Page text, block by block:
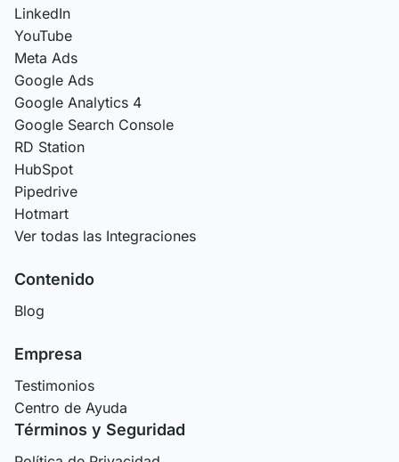
LinkedIn
YouTube
Meta Ads
Google Ads
Google Analytics 4
Google Search Console
RD Station
HubSpot
Pipedrive
Hotmart
Ver todas las Integraciones
Contenido
Blog
Empresa
Testimonios
Centro de Ayuda
Términos y Seguridad